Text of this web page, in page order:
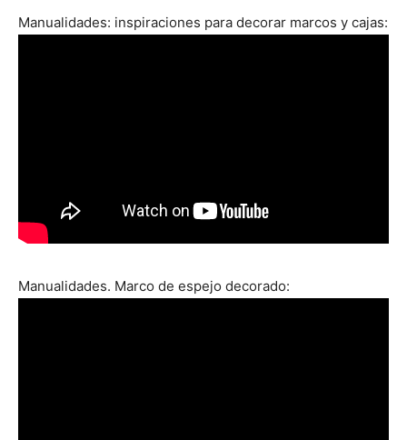
Manualidades: inspiraciones para decorar marcos y cajas:
Manualidades. Marco de espejo decorado: